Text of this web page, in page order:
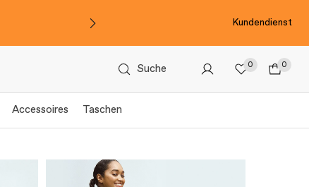
Kundendienst
Suche 0 0
Accessoires Taschen